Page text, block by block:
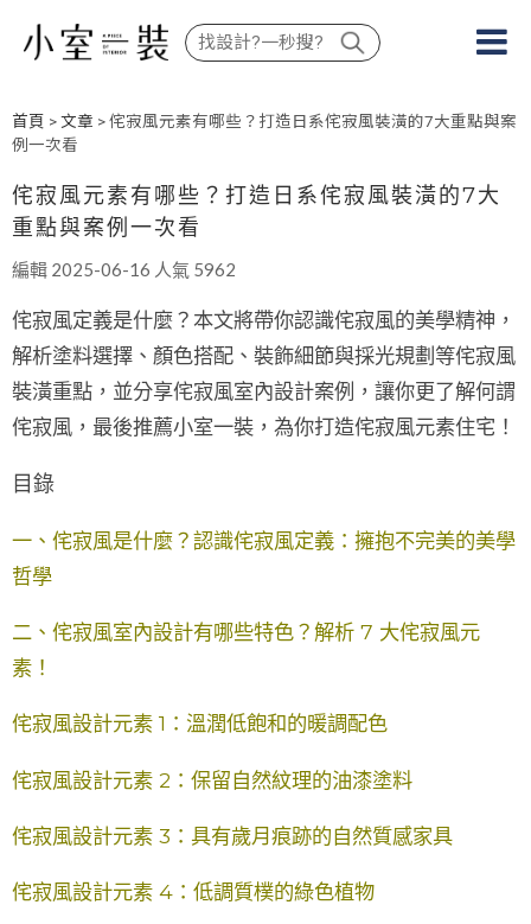
首頁 >文章 > 侘寂風元素有哪些？打造日系侘寂風裝潢的7大重點與案
例一次看
侘寂風元素有哪些？打造日系侘寂風裝潢的7大
重點與案例一次看
編輯 2025-06-16 人氣 5962
侘寂風定義是什麼？本文將帶你認識侘寂風的美學精神，
解析塗料選擇、顏色搭配、裝飾細節與採光規劃等侘寂風
裝潢重點，並分享侘寂風室內設計案例，讓你更了解何謂
侘寂風，最後推薦小室一裝，為你打造侘寂風元素住宅！
目錄
一、侘寂風是什麼？認識侘寂風定義：擁抱不完美的美學
哲學
二、侘寂風室內設計有哪些特色？解析 7 大侘寂風元
素！
侘寂風設計元素 1：溫潤低飽和的暖調配色
侘寂風設計元素 2：保留自然紋理的油漆塗料
侘寂風設計元素 3：具有歲月痕跡的自然質感家具
侘寂風設計元素 4：低調質樸的綠色植物